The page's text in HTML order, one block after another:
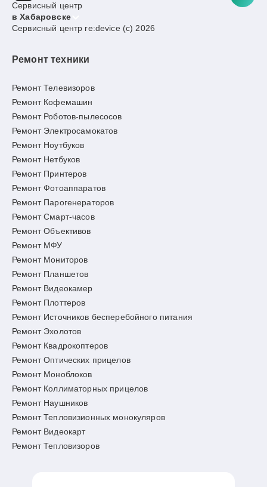
Сервисный центр
в Хабаровске
Сервисный центр re:device (c) 2026
Ремонт техники
Ремонт Телевизоров
Ремонт Кофемашин
Ремонт Роботов-пылесосов
Ремонт Электросамокатов
Ремонт Ноутбуков
Ремонт Нетбуков
Ремонт Принтеров
Ремонт Фотоаппаратов
Ремонт Парогенераторов
Ремонт Смарт-часов
Ремонт Объективов
Ремонт МФУ
Ремонт Мониторов
Ремонт Планшетов
Ремонт Видеокамер
Ремонт Плоттеров
Ремонт Источников бесперебойного питания
Ремонт Эхолотов
Ремонт Квадрокоптеров
Ремонт Оптических прицелов
Ремонт Моноблоков
Ремонт Коллиматорных прицелов
Ремонт Наушников
Ремонт Тепловизионных монокуляров
Ремонт Видеокарт
Ремонт Тепловизоров